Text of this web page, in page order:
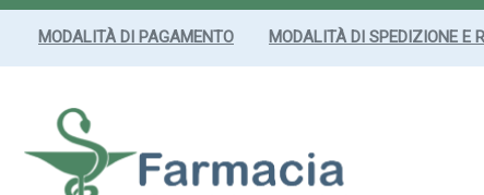
Passa
MODALITÀ DI PAGAMENTO MODALITÀ DI SPEDIZIONE E